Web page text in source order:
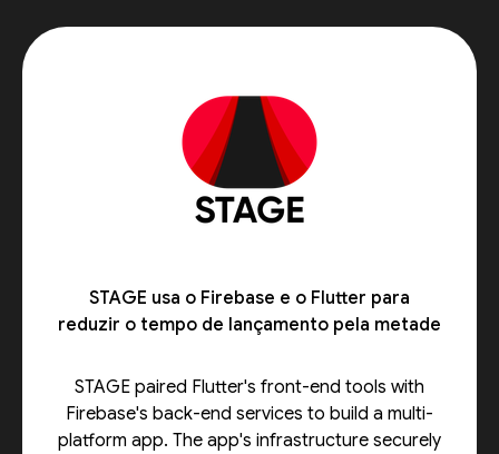
STAGE usa o Firebase e o Flutter para
reduzir o tempo de lançamento pela metade
STAGE paired Flutter's front-end tools with
Firebase's back-end services to build a multi-
platform app. The app's infrastructure securely